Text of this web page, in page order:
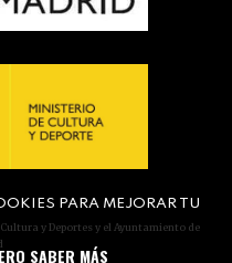
y Deportes y el Ayuntamiento de
PARA MEJORAR TU
SABER MÁS